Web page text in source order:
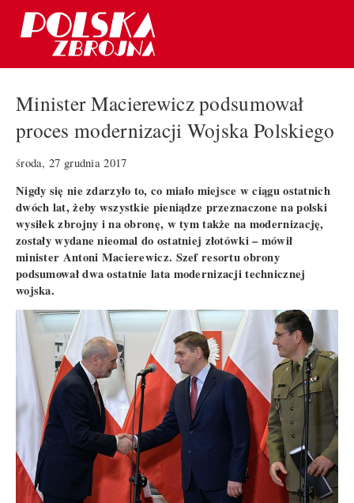
Minister Macierewicz podsumował
proces modernizacji Wojska Polskiego
środa, 27 grudnia 2017
Nigdy się nie zdarzyło to, co miało miejsce w ciągu ostatnich
dwóch lat, żeby wszystkie pieniądze przeznaczone na polski
wysiłek zbrojny i na obronę, w tym także na modernizację,
zostały wydane nieomal do ostatniej złotówki – mówił
minister Antoni Macierewicz. Szef resortu obrony
podsumował dwa ostatnie lata modernizacji technicznej
wojska.